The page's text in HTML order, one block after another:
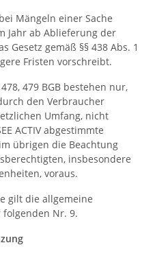
Mängeln einer Sache
Jahr ab Ablieferung der
Gesetz gemäß §§ 438 Abs. 1
Fristen vorschreibt.
479 BGB bestehen nur,
den Verbraucher
Umfang, nicht
ACTIV abgestimmte
übrigen die Beachtung
insbesondere
voraus.
gilt die allgemeine
Nr. 9.